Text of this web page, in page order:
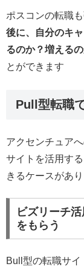
ポスコンの転職
後に、自分のキ
るのか？増える
とができます
Pull型転職
アクセンチュア
サイトを活用す
きるケースがあ
ビズリーチ
をもらう
Bull型の転職サイ